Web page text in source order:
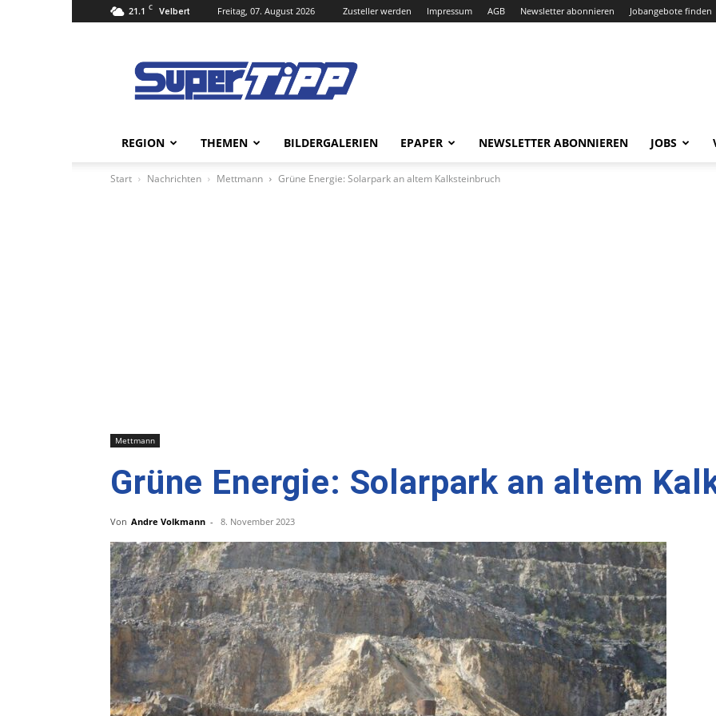
21.1 C Velbert Freitag, 07. August 2026 Zusteller werden Impressum AGB Newsletter abonnieren Jobangebote finden
Tipp
Online
REGION THEMEN BILDERGALERIEN EPAPER NEWSLETTER ABONNIEREN JOBS
Start Nachrichten Mettmann Grüne Energie: Solarpark an altem Kalksteinbruch
Mettmann
Grüne Energie: Solarpark an altem
Von Andre Volkmann - 8. November 2023